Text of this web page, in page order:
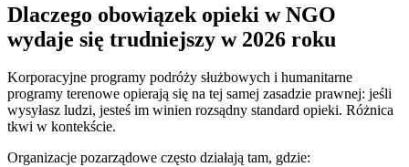
Dlaczego obowiązek opieki w NGO
wydaje się trudniejszy w 2026 roku
Korporacyjne programy podróży służbowych i humanitarne
programy terenowe opierają się na tej samej zasadzie prawnej: jeśli
wysyłasz ludzi, jesteś im winien rozsądny standard opieki. Różnica
tkwi w kontekście.
Organizacje pozarządowe często działają tam, gdzie: